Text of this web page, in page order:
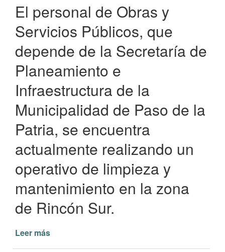
El personal de Obras y
Servicios Públicos, que
depende de la Secretaría de
Planeamiento e
Infraestructura de la
Municipalidad de Paso de la
Patria, se encuentra
actualmente realizando un
operativo de limpieza y
mantenimiento en la zona
de Rincón Sur.
Leer más